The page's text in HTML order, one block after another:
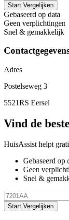
Start Vergelijken
Gebaseerd op data
Geen verplichtingen
Snel & gemakkelijk
Adres
Postelseweg 3
5521RS Eersel
Vind de
HuisAssist helpt
Gebaseerd op
Geen
Snel &
Start Vergelijken